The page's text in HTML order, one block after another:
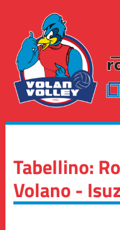
Tabellino:
Volano -